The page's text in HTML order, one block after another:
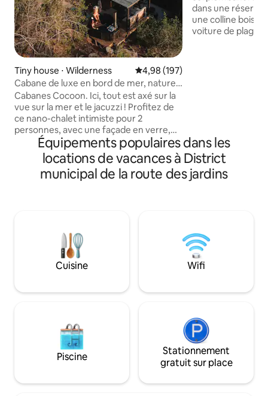
Tiny house ⋅ Wilderness Évaluation moyenne sur la
4,98 (197)
Cabane de luxe en bord de mer, nature
sauvage
Cabanes Cocoon. Ici, tout est axé sur la
vue sur la mer et le jacuzzi ! Profitez de
ce nano-chalet intimiste pour 2
personnes, avec une façade en verre,
situé entre la forêt et la mer. Une
cabane bien pensée avec un lit queen,
une cuisine compacte mais
fonctionnelle et une salle de bain
trouverez de nombreuses touches
le jacuzzi, vous ne voudrez peut-être
plus jamais partir ! 1 des 2 chalets de la
D'ENFANTS
dans une
une colline
voiture de plages
braai Weber, une
75", DSTV
une table de
Wi-Fi non
Équipements populaires dans les
locations de vacances à District
municipal de la route des jardins
Cuisine Wifi
Piscine
Stationnement
gratuit sur place